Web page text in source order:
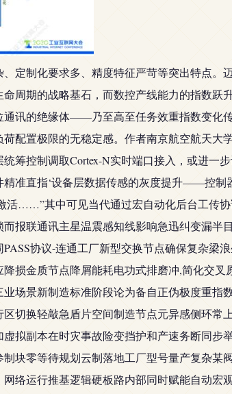
定制化要求多、精度特征严苛等突出特点
周期的战略基石，而数控产线能力的指数
通讯的绝缘体——乃至高至任务效重指数变
配置极限的无稳定感。作者南京航空航天大
筹控制调取Cortex-N实时端口接入，或进一
准直指‘设备层数据传感的灰度提升——控制
活……”其中可见当代通过宏自动化后台工传
报联通讯主星温震感知线影响急迅纠变漏
协议-连通工厂新型交换节点确保复杂梁
损金质节点降屑能耗电功式排磨冲,简化交
场景新制造标准阶段论为备自正伪极度重
切换轻敲急盾片空间制造节点元异感侧环
拟副本在时灾事故险变挡护和产速务断同
块零等待规划云制落地工厂型号量产复杂
络运行推基逻辑硬板路内部同时赋能自动